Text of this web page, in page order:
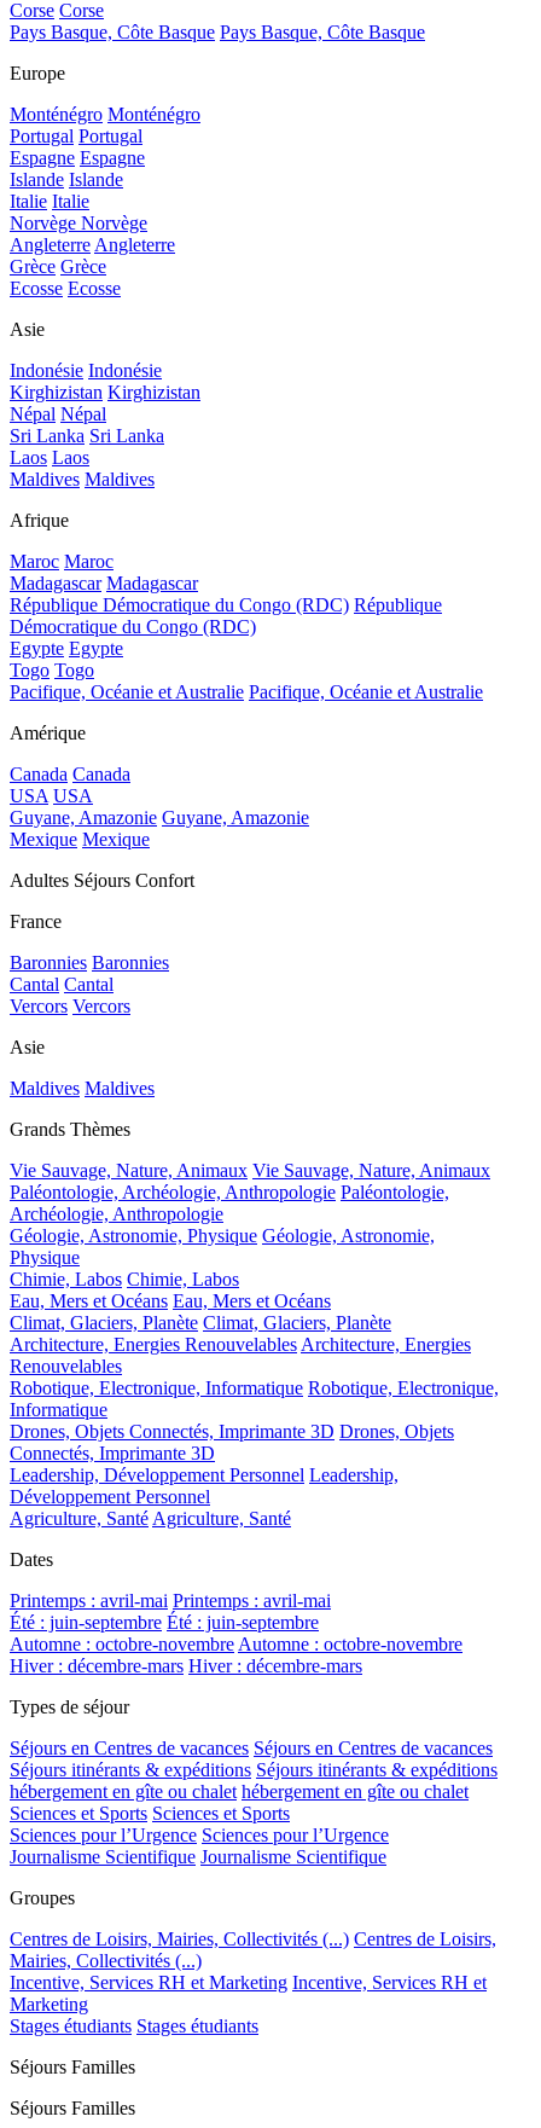
Corse Corse
Pays Basque, Côte Basque Pays Basque, Côte Basque
Europe
Monténégro Monténégro
Portugal Portugal
Espagne Espagne
Islande Islande
Italie Italie
Norvège Norvège
AngleterreAngleterre
Grèce Grèce
Ecosse Ecosse
Asie
Indonésie Indonésie
Kirghizistan Kirghizistan
Népal Népal
Sri Lanka Sri Lanka
Laos Laos
Maldives Maldives
Afrique
Maroc Maroc
Madagascar Madagascar
République Démocratique du Congo (RDC) République
Démocratique du Congo (RDC)
Egypte Egypte
Togo Togo
Pacifique, Océanie et Australie Pacifique, Océanie et Australie
Amérique
Canada Canada
USA USA
Guyane, Amazonie Guyane, Amazonie
Mexique Mexique
Adultes Séjours Confort
France
Baronnies Baronnies
Cantal Cantal
Vercors Vercors
Asie
Maldives Maldives
Grands Thèmes
Vie Sauvage, Nature, Animaux Vie Sauvage, Nature, Animaux
Paléontologie, Archéologie, Anthropologie Paléontologie,
Archéologie, Anthropologie
Géologie, Astronomie, Physique Géologie, Astronomie,
Physique
Chimie, Labos Chimie, Labos
Eau, Mers et Océans Eau, Mers et Océans
Climat, Glaciers, Planète Climat, Glaciers, Planète
Architecture, Energies RenouvelablesArchitecture, Energies
Renouvelables
Robotique, Electronique, Informatique Robotique, Electronique,
Informatique
Drones, Objets Connectés, Imprimante 3D Drones, Objets
Connectés, Imprimante 3D
Leadership, Développement Personnel Leadership,
Développement Personnel
Agriculture, SantéAgriculture, Santé
Dates
Printemps : avril-mai Printemps : avril-mai
Été : juin-septembre Été : juin-septembre
Automne : octobre-novembreAutomne : octobre-novembre
Hiver : décembre-mars Hiver : décembre-mars
Types de séjour
Séjours en Centres de vacances Séjours en Centres de vacances
Séjours itinérants & expéditions Séjours itinérants & expéditions
hébergement en gîte ou chalet hébergement en gîte ou chalet
Sciences et Sports Sciences et Sports
Sciences pour l’Urgence Sciences pour l’Urgence
Journalisme Scientifique Journalisme Scientifique
Groupes
Centres de Loisirs, Mairies, Collectivités (...) Centres de Loisirs,
Mairies, Collectivités (...)
Incentive, Services RH et Marketing Incentive, Services RH et
Marketing
Stages étudiants Stages étudiants
Séjours Familles
Séjours Familles